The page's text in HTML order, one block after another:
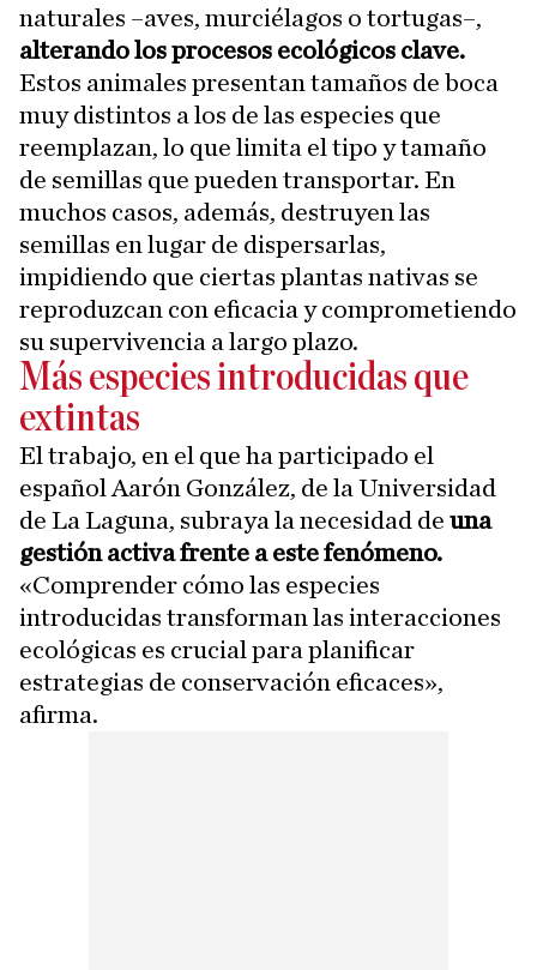
naturales –aves, murciélagos o tortugas–,
alterando los procesos ecológicos clave.
Estos animales presentan tamaños de boca
muy distintos a los de las especies que
reemplazan, lo que limita el tipo y tamaño
de semillas que pueden transportar. En
muchos casos, además, destruyen las
semillas en lugar de dispersarlas,
impidiendo que ciertas plantas nativas se
reproduzcan con eficacia y comprometiendo
su supervivencia a largo plazo.
Más especies introducidas que
extintas
El trabajo, en el que ha participado el
español Aarón González, de la Universidad
de La Laguna, subraya la necesidad de una
gestión activa frente a este fenómeno.
«Comprender cómo las especies
introducidas transforman las interacciones
ecológicas es crucial para planificar
estrategias de conservación eficaces»,
afirma.